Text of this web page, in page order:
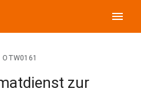
menu
zur